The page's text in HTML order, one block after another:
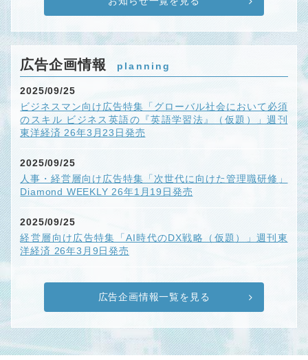
広告企画情報 planning
2025/09/25
ビジネスマン向け広告特集「グローバル社会において必須
のスキル ビジネス英語の『英語学習法』（仮題）」週刊
東洋経済 26年3月23日発売
2025/09/25
人事・経営層向け広告特集「次世代に向けた管理職研修」
Diamond WEEKLY 26年1月19日発売
2025/09/25
経営層向け広告特集「AI時代のDX戦略（仮題）」週刊東
洋経済 26年3月9日発売
広告企画情報一覧を見る